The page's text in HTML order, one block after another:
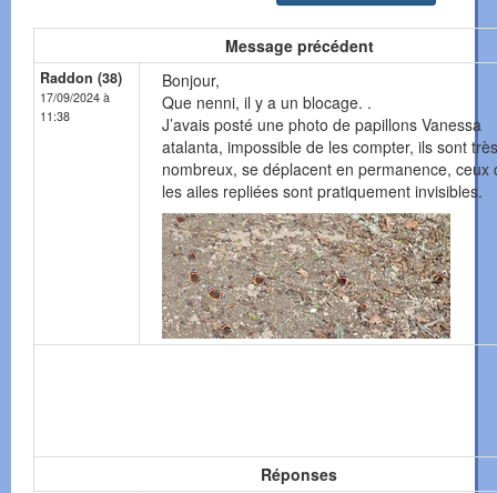
Message précédent
Raddon (38)
17/09/2024 à
11:38
Bonjour,
Que nenni, il y a un blocage. .
J’avais posté une photo de papillons Vanessa
atalanta, impossible de les compter, ils sont très
nombreux, se déplacent en permanence, ceux
les ailes repliées sont pratiquement invisibles.
Réponses